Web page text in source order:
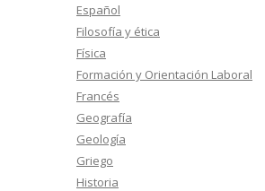
Español
Filosofía y ética
Física
Formación y Orientación Laboral
Francés
Geografía
Geología
Griego
Historia